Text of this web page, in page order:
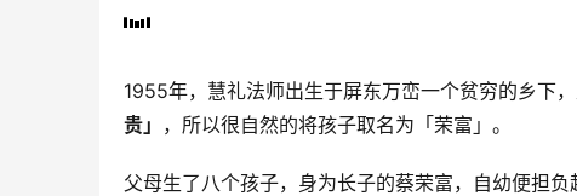
1955年，慧礼法师出生于屏东万峦一个贫穷的乡下
贵」 ，所以很自然的将孩子取名为「荣富」。
父母生了八个孩子，身为长子的蔡荣富，自幼便担